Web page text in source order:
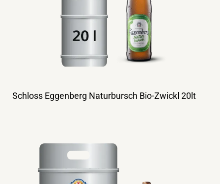
Schloss Eggenberg Naturbursch Bio-Zwickl 20lt